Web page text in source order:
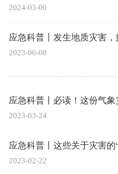
2024-03-06
应急科普丨发生地质灾害，
2023-06-08
应急科普丨必读！这份气
2023-03-24
应急科普丨这些关于灾害的
2023-02-22